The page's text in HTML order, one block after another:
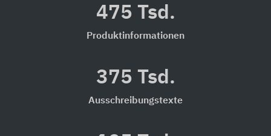
475 Tsd.
Produktinformationen
375 Tsd.
Ausschreibungstexte